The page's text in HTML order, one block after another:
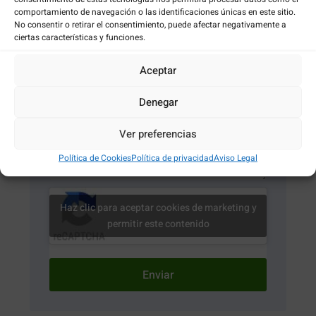
comportamiento de navegación o las identificaciones únicas en este sitio.
No consentir o retirar el consentimiento, puede afectar negativamente a
ciertas características y funciones.
Aceptar
Denegar
Ver preferencias
Política de CookiesPolítica de privacidadAviso Legal
Haz clic para aceptar cookies de marketing y
permitir este contenido
Enviar